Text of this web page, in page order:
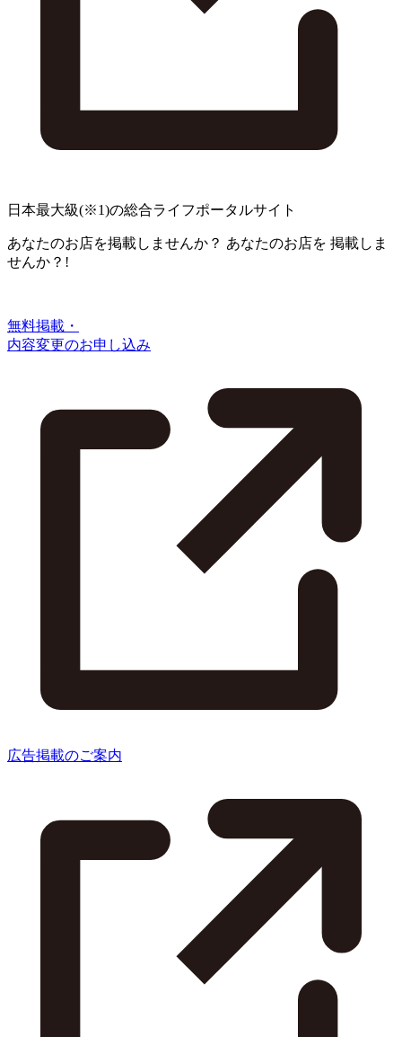
日本最大級(※1)の総合ライフポータルサイト
あなたのお店を掲載しませんか？ あなたのお店を 掲載しま
せんか？!
無料掲載・
内容変更のお申し込み
広告掲載のご案内